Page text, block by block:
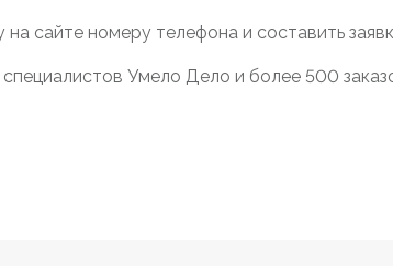
сайте номеру телефона и составить
Умело Дело и более 500